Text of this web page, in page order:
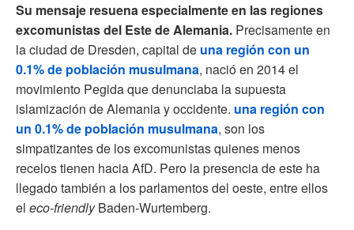
Su mensaje resuena especialmente en las regiones
excomunistas del Este de Alemania. Precisamente en
la ciudad de Dresden, capital de una región con un
0.1% de población musulmana, nació en 2014 el
movimiento Pegida que denunciaba la supuesta
islamización de Alemania y occidente. una región con
un 0.1% de población musulmana, son los
simpatizantes de los excomunistas quienes menos
recelos tienen hacia AfD. Pero la presencia de este ha
llegado también a los parlamentos del oeste, entre ellos
el eco-friendlyBaden-Wurtemberg.